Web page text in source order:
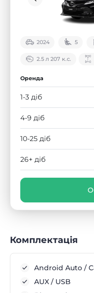
2024 5
2.5 л 207 к.с.
Оренда
1-3 діб
4-9 діб
10-25 діб
26+ діб
Комплектація
Android Auto /
AUX / USB